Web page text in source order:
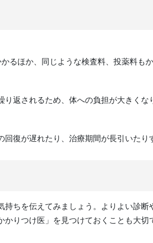
るほか、同じような検査料、投薬料もか
返されるため、体への負担が大きくな
復が遅れたり、治療期間が長引いたり
ちを伝えてみましょう。よりよい診
りつけ医」を見つけておくことも大切